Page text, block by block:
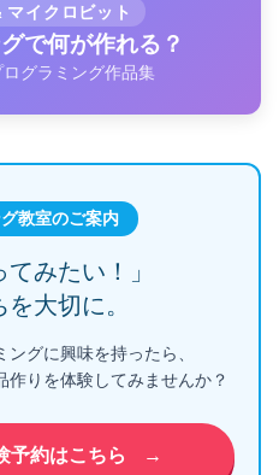
イクロビット
で何が作れる？
グラミング作品集
教室のご案内
てみたい！」
大切に。
グに興味を持ったら、
りを体験してみませんか？
予約はこちら →